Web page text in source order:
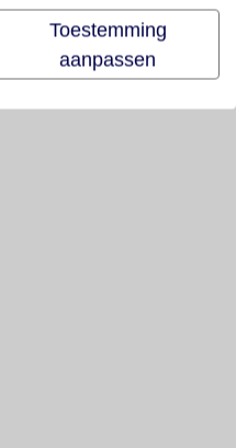
Toestemming
aanpassen